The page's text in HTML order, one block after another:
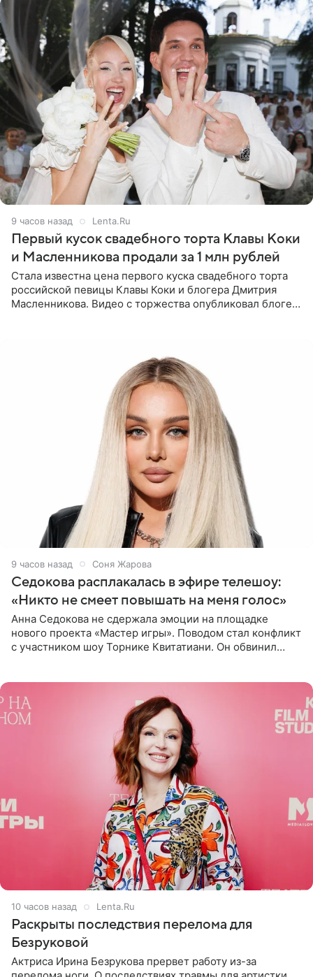
9 часов назад Lenta.Ru
Первый кусок свадебного торта Клавы Коки
и Масленникова продали за 1 млн рублей
Стала известна цена первого куска свадебного торта
российской певицы Клавы Коки и блогера Дмитрия
Масленникова. Видео с торжества опубликовал блогер
9 часов назад Соня Жарова
Седокова расплакалась в эфире телешоу:
«Никто не смеет повышать на меня голос»
Анна Седокова не сдержала эмоции на площадке
нового проекта «Мастер игры». Поводом стал конфликт
с участником шоу Торнике Квитатиани. Он обвинил
10 часов назад Lenta.Ru
Раскрыты последствия перелома для
Безруковой
Актриса Ирина Безрукова прервет работу из-за